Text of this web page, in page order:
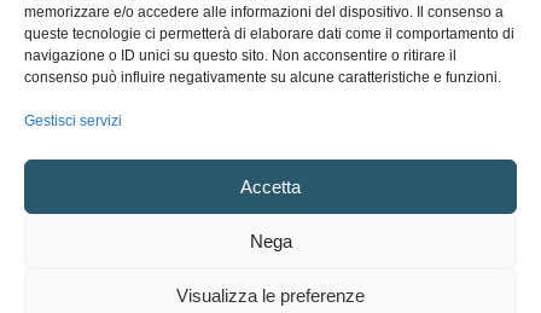
memorizzare e/o accedere alle informazioni del dispositivo. Il consenso a
queste tecnologie ci permetterà di elaborare dati come il comportamento di
navigazione o ID unici su questo sito. Non acconsentire o ritirare il
consenso può influire negativamente su alcune caratteristiche e funzioni.
Gestisci servizi
Accetta
Nega
Visualizza le preferenze
Astronomia, Astrofisica e Cosmologia
Articoli e Risorse On-Line
Copyright © 1997 - 2024 vietata la riproduzione.
Termini e Condizioni di Vendita